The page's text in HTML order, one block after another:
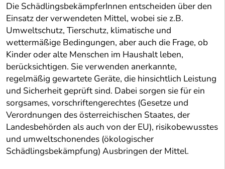
Die SchädlingsbekämpferInnen entscheiden über den
Einsatz der verwendeten Mittel, wobei sie z.B.
Umweltschutz, Tierschutz, klimatische und
wettermäßige Bedingungen, aber auch die Frage, ob
Kinder oder alte Menschen im Haushalt leben,
berücksichtigen. Sie verwenden anerkannte,
regelmäßig gewartete Geräte, die hinsichtlich Leistung
und Sicherheit geprüft sind. Dabei sorgen sie für ein
sorgsames, vorschriftengerechtes (Gesetze und
Verordnungen des österreichischen Staates, der
Landesbehörden als auch von der EU), risikobewusstes
und umweltschonendes (ökologischer
Schädlingsbekämpfung) Ausbringen der Mittel.